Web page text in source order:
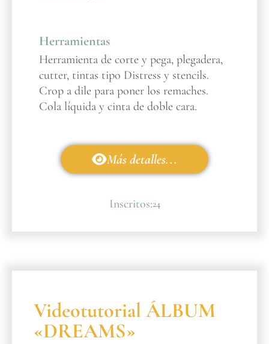
Herramientas
Herramienta de corte y pega, plegadera,
cutter, tintas tipo Distress y stencils.
Crop a dile para poner los remaches.
Cola líquida y cinta de doble cara.
Más detalles...
Inscritos:24
Videotutorial ÁLBUM
«DREAMS»